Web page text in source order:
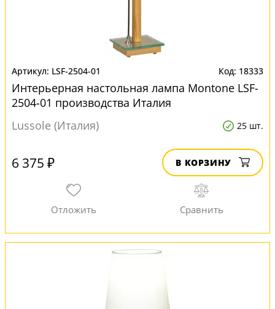
LSF-2504-01 18333
Интерьерная настольная лампа Montone LSF-
2504-01 производства Италия
Lussole (Италия)
25 шт.
6 375 ₽ В КОРЗИНУ